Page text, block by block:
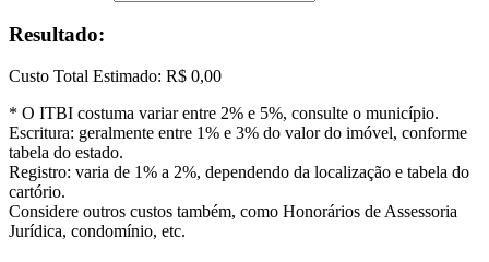
Resultado:
Custo Total Estimado: R$ 0,00
* O ITBI costuma variar entre 2% e 5%, consulte o município.
Escritura: geralmente entre 1% e 3% do valor do imóvel, conforme
tabela do estado.
Registro: varia de 1% a 2%, dependendo da localização e tabela do
cartório.
Considere outros custos também, como Honorários de Assessoria
Jurídica, condomínio, etc.